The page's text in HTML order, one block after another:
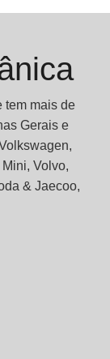
tem mais de
Gerais e
Volvo,
& Jaecoo,